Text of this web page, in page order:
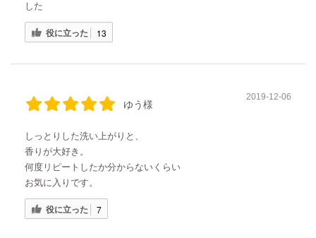
した
役に立った 13
ゆう様
2019-12-06
しっとりした洗い上がりと、
香りが大好き。
何度リピートしたか分からないくらい
お気に入りです。
役に立った 7